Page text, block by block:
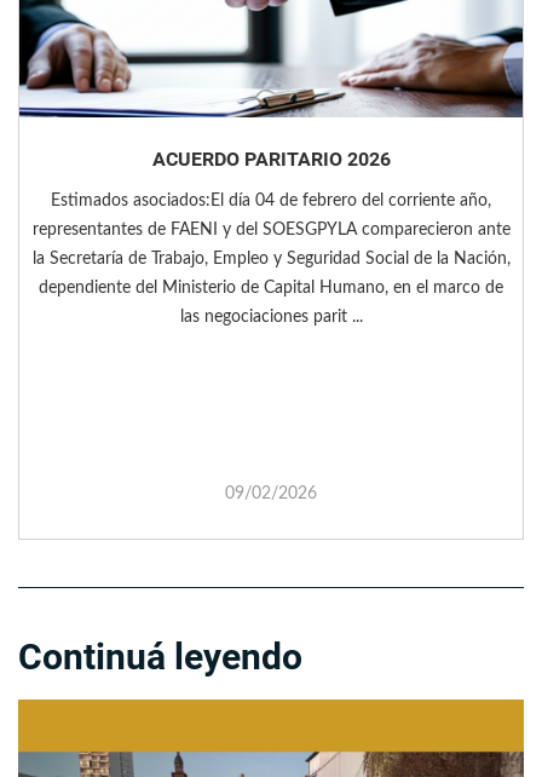
ACUERDO PARITARIO 2026
Estimados asociados:El día 04 de febrero del corriente año,
representantes de FAENI y del SOESGPYLA comparecieron ante
la Secretaría de Trabajo, Empleo y Seguridad Social de la Nación,
dependiente del Ministerio de Capital Humano, en el marco de
las negociaciones parit ...
09/02/2026
Continuá leyendo